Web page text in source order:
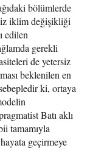
bölümlerde
iklim değişikliği
edilen
gerekli
de yetersiz
beklenilen en
ki, ortaya
Batı aklı
tamamıyla
geçirmeye